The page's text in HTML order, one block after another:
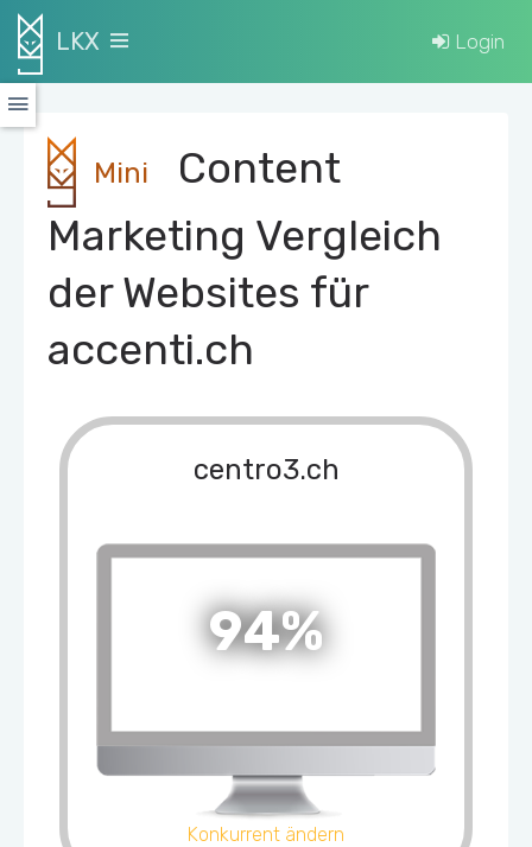
LKX Login
Mini
Content
Marketing Vergleich
der Websites für
accenti.ch
centro3.ch
94%
Konkurrent ändern